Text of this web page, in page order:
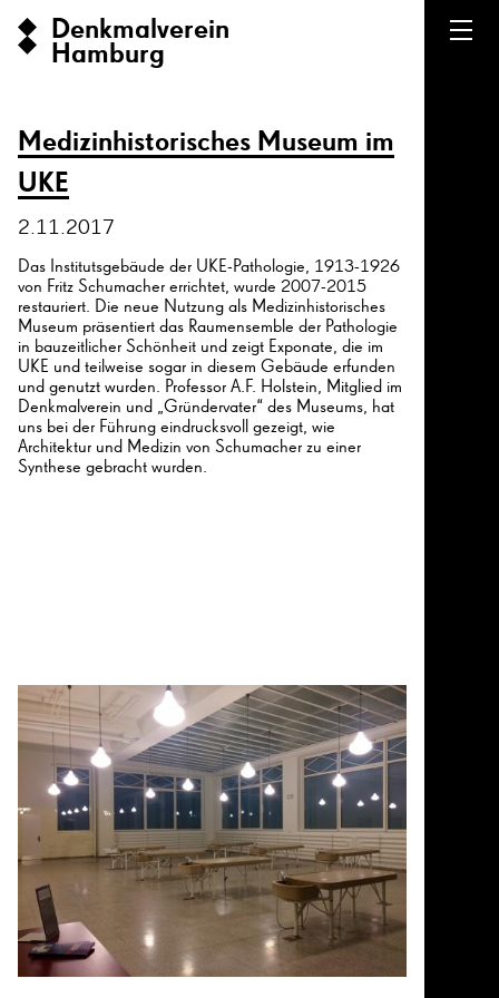
Denkmalverein
Hamburg
Medizinhistorisches Museum im
UKE
2.11.2017
Das Institutsgebäude der UKE-Pathologie, 1913-1926
von Fritz Schumacher errichtet, wurde 2007-2015
restauriert. Die neue Nutzung als Medizinhistorisches
Museum präsentiert das Raumensemble der Pathologie
in bauzeitlicher Schönheit und zeigt Exponate, die im
UKE und teilweise sogar in diesem Gebäude erfunden
und genutzt wurden. Professor A.F. Holstein, Mitglied im
Denkmalverein und „Gründervater“ des Museums, hat
uns bei der Führung eindrucksvoll gezeigt, wie
Architektur und Medizin von Schumacher zu einer
Synthese gebracht wurden.